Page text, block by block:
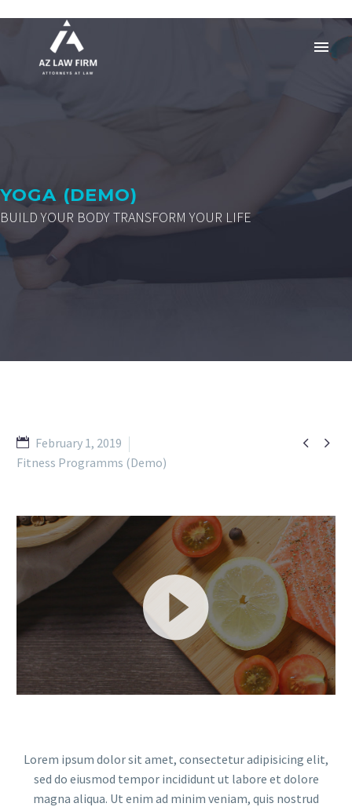
YOGA (DEMO)
BUILD YOUR BODY TRANSFORM YOUR LIFE
 
February 1, 2019
Fitness Programms (Demo)
Lorem ipsum dolor sit amet, consectetur adipisicing elit,
sed do eiusmod tempor incididunt ut labore et dolore
magna aliqua. Ut enim ad minim veniam, quis nostrud